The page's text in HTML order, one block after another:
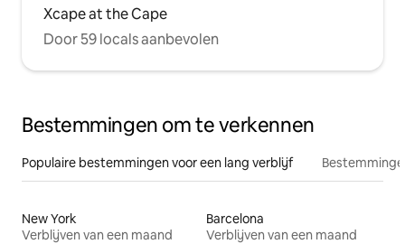
Xcape at the Cape
Door 59 locals aanbevolen
Bestemmingen om te verkennen
Populaire bestemmingen voor een lang verblijf
New York
Verblijven van een maand
Barcelona
Verblijven van een maand